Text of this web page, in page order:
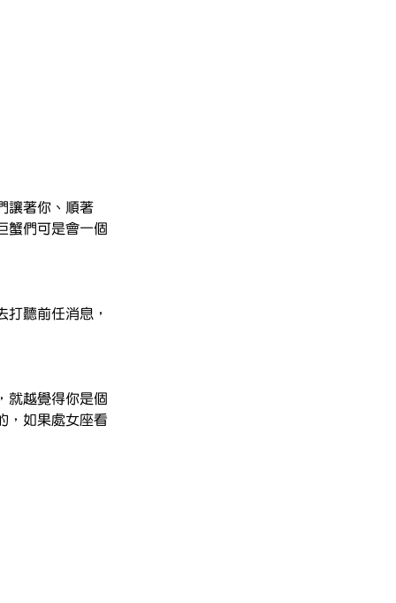
讓著你、順著
蟹們可是會一個
聽前任消息，
就越覺得你是個
，如果處女座看